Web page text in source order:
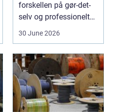
forskellen på gør-det-
selv og professionelt
arbejde er of...
30 June 2026